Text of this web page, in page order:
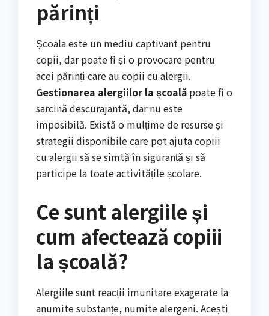
părinți
Școala este un mediu captivant pentru
copii, dar poate fi și o provocare pentru
acei părinți care au copii cu alergii.
Gestionarea alergiilor la școală poate fi o
sarcină descurajantă, dar nu este
imposibilă. Există o mulțime de resurse și
strategii disponibile care pot ajuta copiii
cu alergii să se simtă în siguranță și să
participe la toate activitățile școlare.
Ce sunt alergiile și
cum afectează copiii
la școală?
Alergiile sunt reacții imunitare exagerate la
anumite substanțe, numite alergeni. Acești